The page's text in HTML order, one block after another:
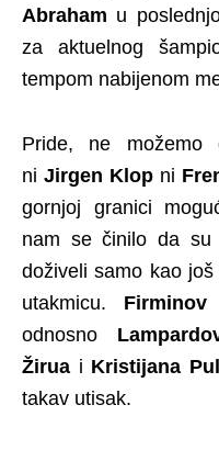
Abraham u
za aktuelnog
tempom nabijenom
Pride, ne
ni Jirgen Klop ni
gornjoj granici
nam se činilo da su
doživeli samo kao
utakmicu. Firminov
odnosno
Žirua i Kristijana
takav utisak.